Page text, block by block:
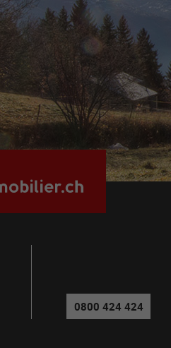
0800 424 424